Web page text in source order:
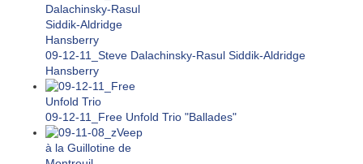
09-12-11_Steve Dalachinsky-Rasul Siddik-Aldridge
Hansberry
09-12-11_Free Unfold Trio "Ballades"